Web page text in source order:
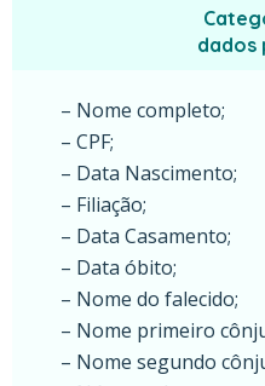
dados
– Nome completo;
– CPF;
– Data Nascimento;
– Filiação;
– Data Casamento;
– Data óbito;
– Nome do falecido;
– Nome primeiro
– Nome segundo